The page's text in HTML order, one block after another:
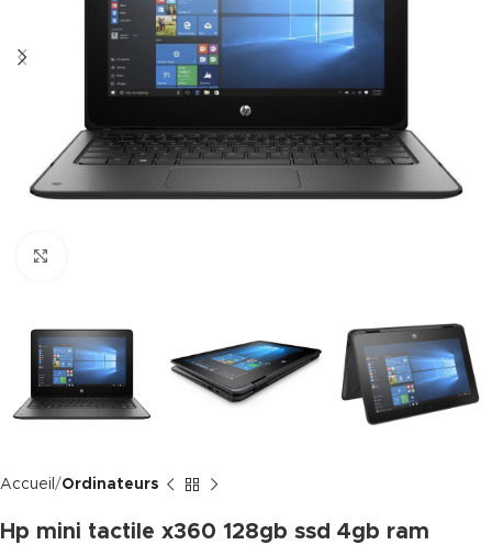
Accueil Ordinateurs
Hp mini tactile x360 128gb ssd 4gb ram